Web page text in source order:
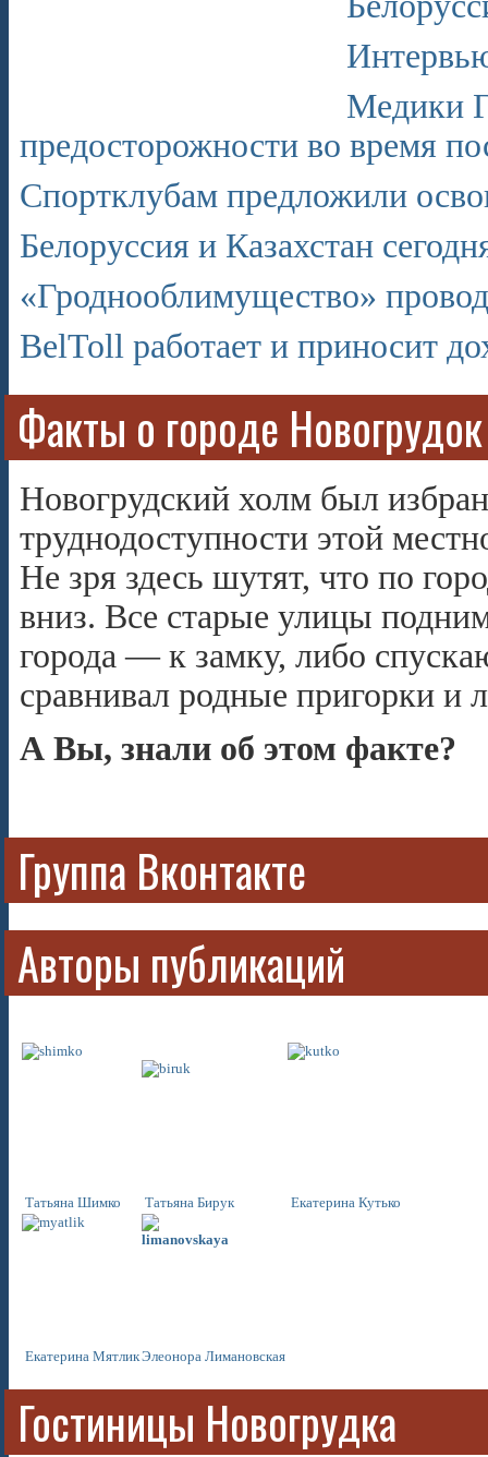
Медики
предосторожности во время
Спортклубам предложили
Белоруссия и Казахстан
«Гроднооблимущество»
BelToll работает и приносит
Факты о городе Новогрудок
Новогрудский холм был
труднодоступности этой
Не зря здесь шутят, что по
вниз. Все старые улицы
города — к замку, либо
сравнивал родные пригорки и
А Вы, знали об этом факте?
Группа Вконтакте
Авторы публикаций
Татьяна Шимко Татьяна Бирук Екатерина Кутько
Екатерина МятликЭлеонора Лимановская
Гостиницы Новогрудка